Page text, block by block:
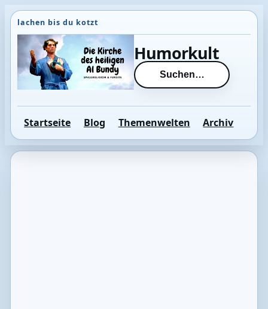
Direkt
zum
Inhalt
wechseln
Humorkult
Suchen…
Startseite Blog Themenwelten Archiv